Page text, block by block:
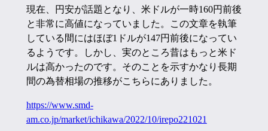
現在、円安が話題となり、米ドルが一時160円前後
と非常に高値になっていました。この文章を執筆
している間にはほぼ1ドルが147円前後になってい
るようです。しかし、実のところ昔はもっと米ド
ルは高かったのです。そのことを示すかなり長期
間の為替相場の推移がこちらにありました。
https://www.smd-
am.co.jp/market/ichikawa/2022/10/irepo221021